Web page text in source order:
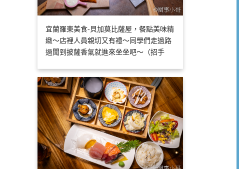
宜蘭羅東美食-貝加莫比薩屋，餐點美味精
緻～店裡人員親切又有禮～同學們走過路
過聞到披薩香氣就進來坐坐吧～（招手